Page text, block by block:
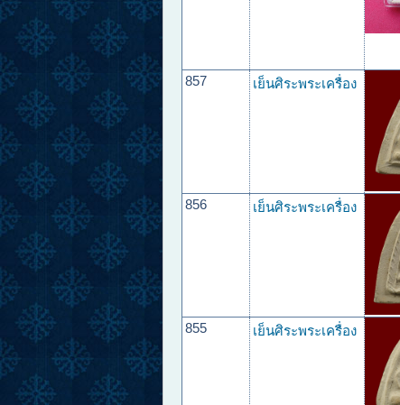
857 เย็นศิระพระเครื่อง
856 เย็นศิระพระเครื่อง
855 เย็นศิระพระเครื่อง